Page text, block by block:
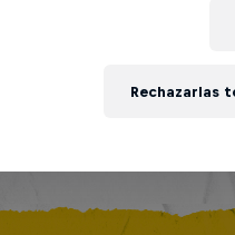
Rechazarlas